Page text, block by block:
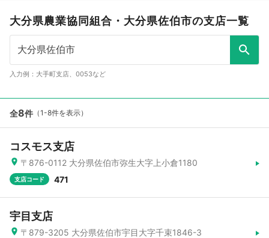
大分県農業協同組合・大分県佐伯市の支店一覧
入力例：大手町支店、0053など
全8件 （1-8件を表示）
コスモス支店
〒876-0112 大分県佐伯市弥生大字上小倉1180
支店コード 471
宇目支店
〒879-3205 大分県佐伯市宇目大字千束1846-3